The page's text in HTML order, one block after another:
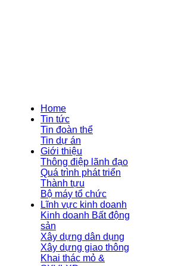
Home
Tin tức
Tin đoàn thể
Tin dự án
Giới thiệu
Thông điệp lãnh đạo
Quá trình phát triển
Thành tựu
Bộ máy tổ chức
Lĩnh vực kinh doanh
Kinh doanh Bất động
sản
Xây dựng dân dụng
Xây dựng giao thông
Khai thác mỏ &